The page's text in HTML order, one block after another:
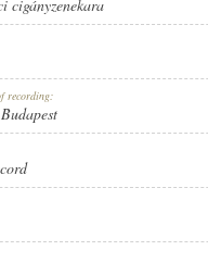
cigányzenekara
recording: